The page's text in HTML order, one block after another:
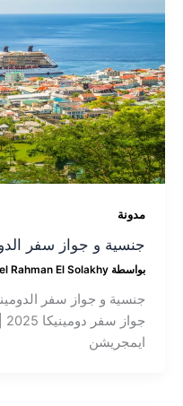
مدونة
جنسية و جواز سفر
بواسطة Rahman El Solakhy
ايمجريشن